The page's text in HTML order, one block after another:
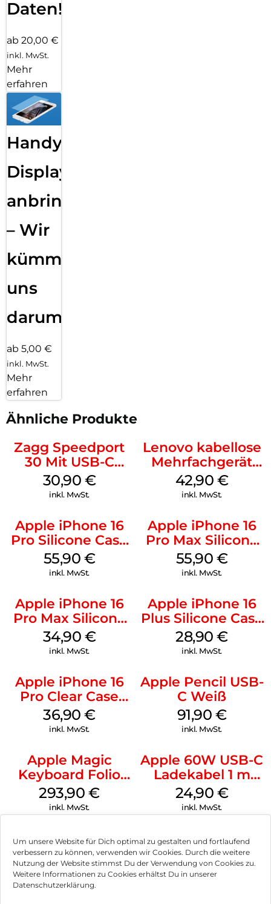
Um unsere Website für Dich optimal zu gestalten und fortlaufend
verbessern zu können, verwenden wir Cookies. Durch die weitere
Nutzung der Website stimmst Du der Verwendung von Cookies zu.
Weitere Informationen zu Cookies erhältst Du in unserer
Datenschutzerklärung.
Daten!
ab 20,00 €
inkl. MwSt.
Mehr
erfahren
Handy
Displayfolie
anbringen
– Wir
kümmern
uns
darum!
ab 5,00 €
inkl. MwSt.
Mehr
erfahren
Ähnliche Produkte
Zagg Speedport
30 Mit USB-C
Kabel Weiß
30,90 €
inkl. MwSt.
Lenovo kabellose
Mehrfachgerät
Luna Grey
42,90 €
inkl. MwSt.
Apple iPhone 16
Pro Silicone Case
MagSafe Stone
Gray
55,90 €
inkl. MwSt.
Apple iPhone 16
Pro Max Silicone
Case MagSafe
Stone Gray
55,90 €
inkl. MwSt.
Apple iPhone 16
Pro Max Silicone
Case MagSafe
Denim
34,90 €
inkl. MwSt.
Apple iPhone 16
Plus Silicone Case
MagSafe Black
28,90€
inkl. MwSt.
Apple iPhone 16
Pro Clear Case
MagSafe
Transparent
36,90€
inkl. MwSt.
Apple Pencil USB-
C Weiß
91,90 €
inkl. MwSt.
Apple Magic
Keyboard Folio
iPad 10.9″ (10.Gen.)
Weiß
293,90€
inkl. MwSt.
Apple 60W USB-C
Ladekabel 1 m
Weiß
24,90 €
inkl. MwSt.
Impressum